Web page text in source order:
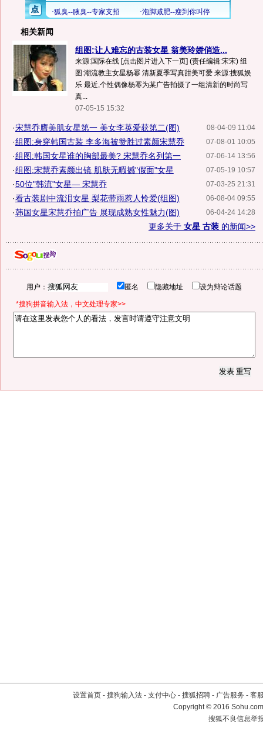
相关新闻
组图:让人难忘的古装女星 翁美玲娇俏造...
来源:国际在线 [点击图片进入下一页] (责任编辑:宋宋) 组
图:潮流教主女星杨幂 清新夏季写真甜美可爱 来源:搜狐娱
乐 最近,个性偶像杨幂为某广告拍摄了一组清新的时尚写
真...
07-05-15 15:32
08-04-09 11:04
·宋慧乔膺美肌女星第一 美女李英爱获第二(图)
07-08-01 10:05
·组图:身穿韩国古装 李多海被赞胜过素颜宋慧乔
07-06-14 13:56
·组图:韩国女星谁的胸部最美? 宋慧乔名列第一
07-05-19 10:57
·组图:宋慧乔素颜出镜 肌肤无暇撼"假面"女星
07-03-25 21:31
·50位"韩流"女星— 宋慧乔
06-08-04 09:55
·看古装剧中流泪女星 梨花带雨惹人怜爱(组图)
06-04-24 14:28
·韩国女星宋慧乔拍广告 展现成熟女性魅力(图)
更多关于 女星 古装 的新闻>>
用户： 匿名 隐藏地址 设为辩论话题
*搜狗拼音输入法，中文处理专家>>
设置首页 - 搜狗输入法 - 支付中心 - 搜狐招聘 - 广告服务 - 客
Copyright©2016
搜狐不良信息举